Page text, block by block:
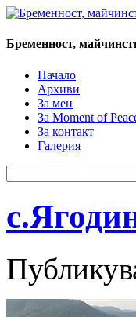
Бременност,
Начало
Архиви
За мен
За Moment of
За контакт
Галерия